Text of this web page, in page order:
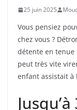
25 juin 2025
Vous pensiez
chez vous ?
détente en tenue
peut très vite
enfant assistait à